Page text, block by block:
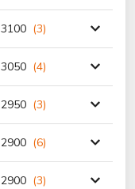
3100 (3)
3050 (4)
2950 (3)
2900 (6)
2900 (3)